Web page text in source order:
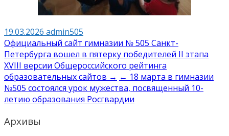
19.03.2026 admin505
Навигация
по
записям
Официальный сайт гимназии № 505 Санкт-
Петербурга вошел в пятерку победителей II этапа
XVIII версии Общероссийского рейтинга
образовательных сайтов → ← 18 марта в гимназии
№505 состоялся урок мужества, посвященный 10-
летию образования Росгвардии
Архивы